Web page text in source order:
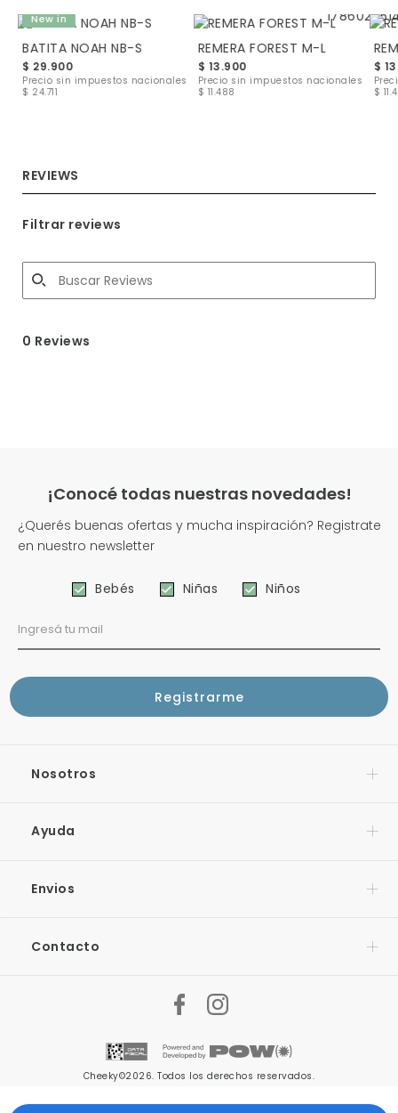
New in
BATITA NOAH NB-S
$ 29.900
Precio sin impuestos nacionales
$ 24.711
REMERA FOREST M-L
$ 13.900
Precio sin impuestos nacionales
$ 11.488
$
$
REVIEWS
Filtrar reviews
0 Reviews
¡Conocé todas nuestras novedades!
¿Querés buenas ofertas y mucha inspiración? Registrate
en nuestro newsletter
Bebés Niñas Niños
Nosotros
Ayuda
Envios
Contacto
Cheeky©2026. Todos los derechos reservados.